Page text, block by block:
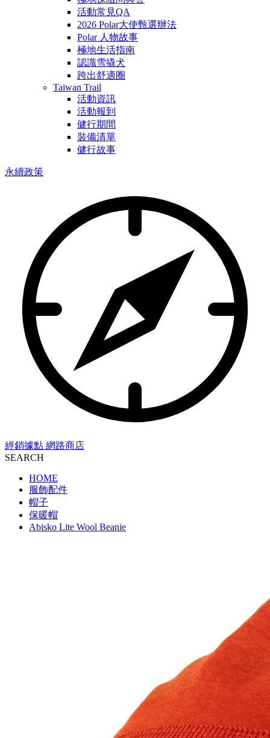
活動常見QA
2026 Polar大使甄選辦法
Polar 人物故事
極地生活指南
認識雪撬犬
跨出舒適圈
Taiwan Trail
活動資訊
活動報到
健行期間
裝備清單
健行故事
永續政策
經銷據點 網路商店
SEARCH
HOME
服飾配件
帽子
保暖帽
Abisko Lite Wool Beanie